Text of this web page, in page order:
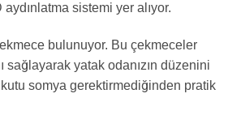
sistemi yer alıyor.
bulunuyor. Bu çekmeceler
sağlayarak yatak odanızın düzenini
kutu somya gerektirmediğinden pratik